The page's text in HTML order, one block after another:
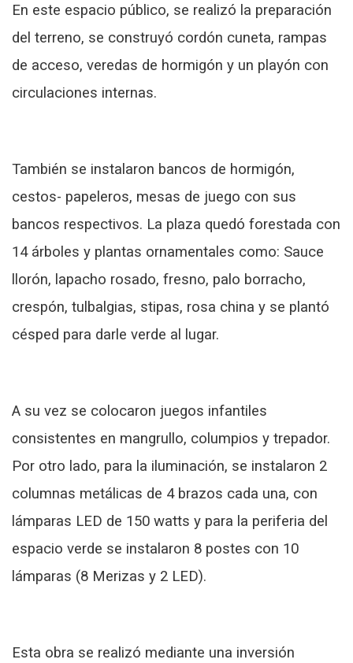
En este espacio público, se realizó la preparación
del terreno, se construyó cordón cuneta, rampas
de acceso, veredas de hormigón y un playón con
circulaciones internas.
También se instalaron bancos de hormigón,
cestos- papeleros, mesas de juego con sus
bancos respectivos. La plaza quedó forestada con
14 árboles y plantas ornamentales como: Sauce
llorón, lapacho rosado, fresno, palo borracho,
crespón, tulbalgias, stipas, rosa china y se plantó
césped para darle verde al lugar.
A su vez se colocaron juegos infantiles
consistentes en mangrullo, columpios y trepador.
Por otro lado, para la iluminación, se instalaron 2
columnas metálicas de 4 brazos cada una, con
lámparas LED de 150 watts y para la periferia del
espacio verde se instalaron 8 postes con 10
lámparas (8 Merizas y 2 LED).
Esta obra se realizó mediante una inversión